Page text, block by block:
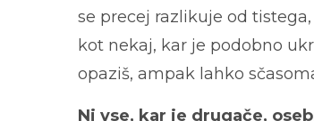
se precej razlikuje od
kot nekaj, kar je podobno
opaziš, ampak lahko
Ni vse, kar je drugače,